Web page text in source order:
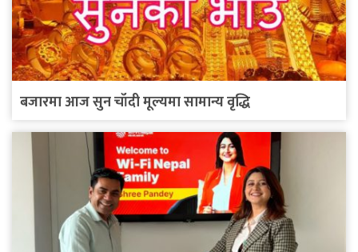
बजारमा आज सुन चाँदी मूल्यमा सामान्य वृद्धि